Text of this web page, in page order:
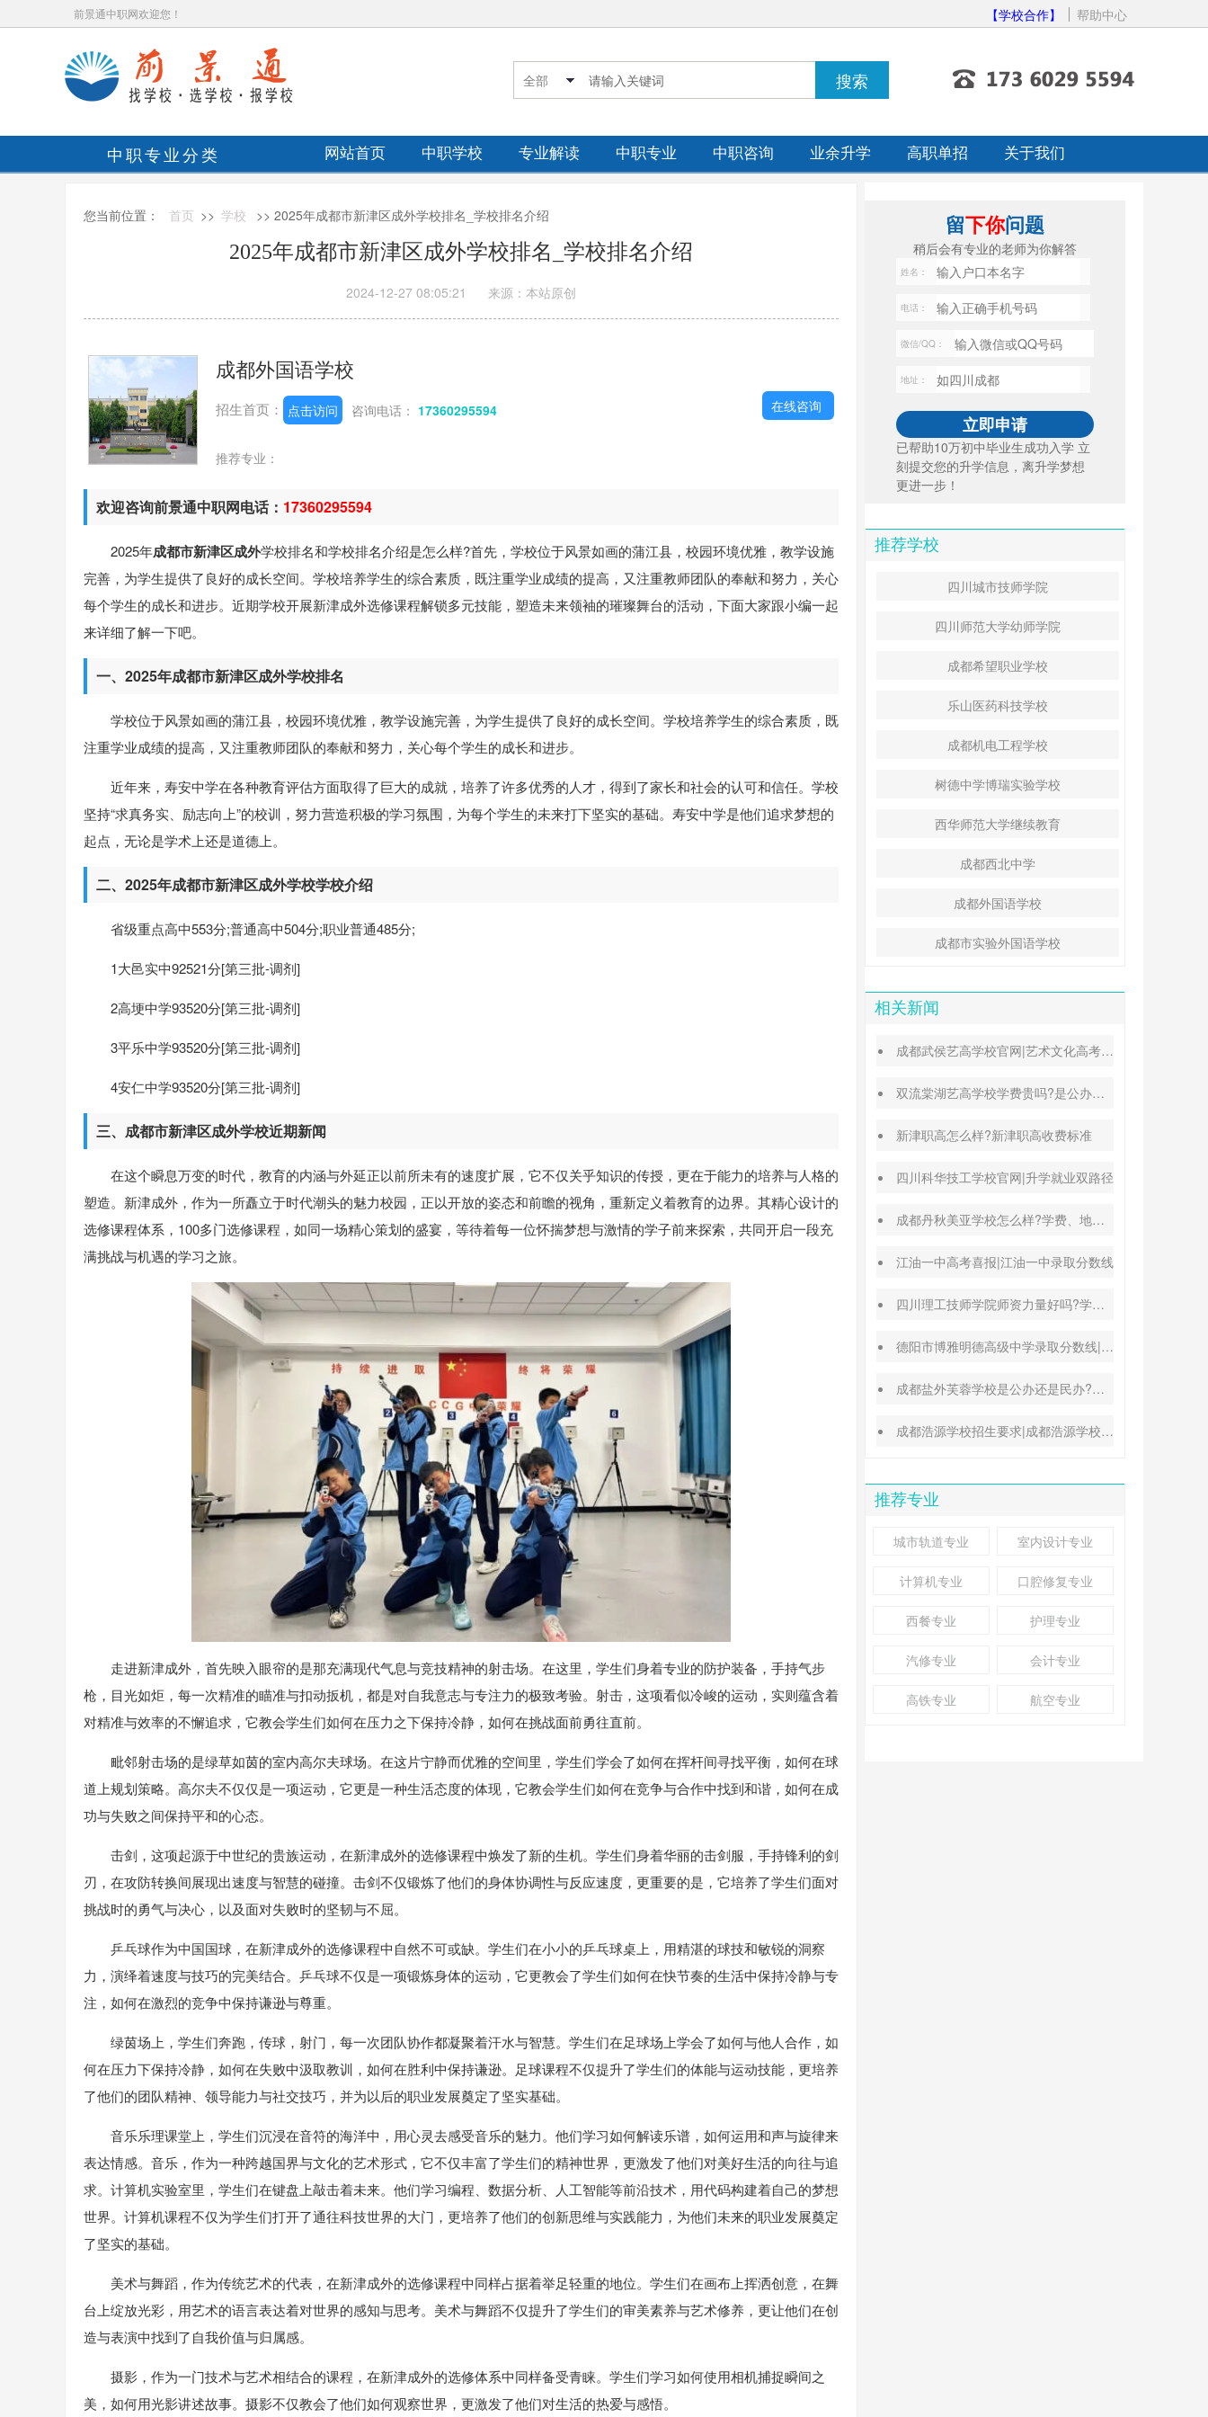
前景通中职网欢迎您！ 【学校合作】 帮助中心
中职专业分类 网站首页 中职学校 专业解读 中职专业 中职咨询 业余升学 高职单招 关于我们
您当前位置： 首页 >> 学校 >> 2025年成都市新津区成外学校排名_学校排名介绍
2025年成都市新津区成外学校排名_学校排名介绍
2024-12-27 08:05:21 来源：本站原创
成都外国语学校
招生首页： 点击访问 咨询电话： 17360295594
推荐专业：
在线咨询
欢迎咨询前景通中职网电话： 17360295594
2025年成都市新津区成外学校排名和学校排名介绍是怎么样?首先，学校位于风景如画的蒲江县，校园环境优雅，教学设施
完善，为学生提供了良好的成长空间。学校培养学生的综合素质，既注重学业成绩的提高，又注重教师团队的奉献和努力，关心
每个学生的成长和进步。近期学校开展新津成外选修课程解锁多元技能，塑造未来领袖的璀璨舞台的活动，下面大家跟小编一起
来详细了解一下吧。
一、2025年成都市新津区成外学校排名
学校位于风景如画的蒲江县，校园环境优雅，教学设施完善，为学生提供了良好的成长空间。学校培养学生的综合素质，既
注重学业成绩的提高，又注重教师团队的奉献和努力，关心每个学生的成长和进步。
近年来，寿安中学在各种教育评估方面取得了巨大的成就，培养了许多优秀的人才，得到了家长和社会的认可和信任。学校
坚持“求真务实、励志向上”的校训，努力营造积极的学习氛围，为每个学生的未来打下坚实的基础。寿安中学是他们追求梦想的
起点，无论是学术上还是道德上。
二、2025年成都市新津区成外学校学校介绍
省级重点高中553分;普通高中504分;职业普通485分;
1大邑实中92521分[第三批-调剂]
2高埂中学93520分[第三批-调剂]
3平乐中学93520分[第三批-调剂]
4安仁中学93520分[第三批-调剂]
三、成都市新津区成外学校近期新闻
在这个瞬息万变的时代，教育的内涵与外延正以前所未有的速度扩展，它不仅关乎知识的传授，更在于能力的培养与人格的
塑造。新津成外，作为一所矗立于时代潮头的魅力校园，正以开放的姿态和前瞻的视角，重新定义着教育的边界。其精心设计的
选修课程体系，100多门选修课程，如同一场精心策划的盛宴，等待着每一位怀揣梦想与激情的学子前来探索，共同开启一段充
满挑战与机遇的学习之旅。
走进新津成外，首先映入眼帘的是那充满现代气息与竞技精神的射击场。在这里，学生们身着专业的防护装备，手持气步
枪，目光如炬，每一次精准的瞄准与扣动扳机，都是对自我意志与专注力的极致考验。射击，这项看似冷峻的运动，实则蕴含着
对精准与效率的不懈追求，它教会学生们如何在压力之下保持冷静，如何在挑战面前勇往直前。
毗邻射击场的是绿草如茵的室内高尔夫球场。在这片宁静而优雅的空间里，学生们学会了如何在挥杆间寻找平衡，如何在球
道上规划策略。高尔夫不仅仅是一项运动，它更是一种生活态度的体现，它教会学生们如何在竞争与合作中找到和谐，如何在成
功与失败之间保持平和的心态。
击剑，这项起源于中世纪的贵族运动，在新津成外的选修课程中焕发了新的生机。学生们身着华丽的击剑服，手持锋利的剑
刃，在攻防转换间展现出速度与智慧的碰撞。击剑不仅锻炼了他们的身体协调性与反应速度，更重要的是，它培养了学生们面对
挑战时的勇气与决心，以及面对失败时的坚韧与不屈。
乒乓球作为中国国球，在新津成外的选修课程中自然不可或缺。学生们在小小的乒乓球桌上，用精湛的球技和敏锐的洞察
力，演绎着速度与技巧的完美结合。乒乓球不仅是一项锻炼身体的运动，它更教会了学生们如何在快节奏的生活中保持冷静与专
注，如何在激烈的竞争中保持谦逊与尊重。
绿茵场上，学生们奔跑，传球，射门，每一次团队协作都凝聚着汗水与智慧。学生们在足球场上学会了如何与他人合作，如
何在压力下保持冷静，如何在失败中汲取教训，如何在胜利中保持谦逊。足球课程不仅提升了学生们的体能与运动技能，更培养
了他们的团队精神、领导能力与社交技巧，并为以后的职业发展奠定了坚实基础。
音乐乐理课堂上，学生们沉浸在音符的海洋中，用心灵去感受音乐的魅力。他们学习如何解读乐谱，如何运用和声与旋律来
表达情感。音乐，作为一种跨越国界与文化的艺术形式，它不仅丰富了学生们的精神世界，更激发了他们对美好生活的向往与追
求。计算机实验室里，学生们在键盘上敲击着未来。他们学习编程、数据分析、人工智能等前沿技术，用代码构建着自己的梦想
世界。计算机课程不仅为学生们打开了通往科技世界的大门，更培养了他们的创新思维与实践能力，为他们未来的职业发展奠定
了坚实的基础。
美术与舞蹈，作为传统艺术的代表，在新津成外的选修课程中同样占据着举足轻重的地位。学生们在画布上挥洒创意，在舞
台上绽放光彩，用艺术的语言表达着对世界的感知与思考。美术与舞蹈不仅提升了学生们的审美素养与艺术修养，更让他们在创
造与表演中找到了自我价值与归属感。
摄影，作为一门技术与艺术相结合的课程，在新津成外的选修体系中同样备受青睐。学生们学习如何使用相机捕捉瞬间之
美，如何用光影讲述故事。摄影不仅教会了他们如何观察世界，更激发了他们对生活的热爱与感悟。
留下你问题
稍后会有专业的老师为你解答
姓名：
电话：
微信/QQ：
地址：
已帮助10万初中毕业生成功入学 立
刻提交您的升学信息，离升学梦想
更进一步！
推荐学校
四川城市技师学院
四川师范大学幼师学院
成都希望职业学校
乐山医药科技学校
成都机电工程学校
树德中学博瑞实验学校
西华师范大学继续教育
成都西北中学
成都外国语学校
成都市实验外国语学校
相关新闻
成都武侯艺高学校官网|艺术文化高考班能高考吗
双流棠湖艺高学校学费贵吗?是公办还是民办
新津职高怎么样?新津职高收费标准
四川科华技工学校官网|升学就业双路径
成都丹秋美亚学校怎么样?学费、地址、办学特色汇总
江油一中高考喜报|江油一中录取分数线
四川理工技师学院师资力量好吗?学校地址在哪里
德阳市博雅明德高级中学录取分数线|德阳中考普高参考
成都盐外芙蓉学校是公办还是民办?高考升学率高吗?
成都浩源学校招生要求|成都浩源学校升学率高吗?
推荐专业
城市轨道专业 室内设计专业
计算机专业 口腔修复专业
西餐专业 护理专业
汽修专业 会计专业
高铁专业 航空专业